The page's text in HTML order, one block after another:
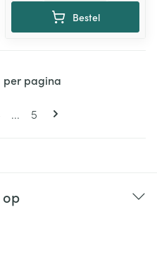
Bestel
pagina
... Pagina
5
per pagina